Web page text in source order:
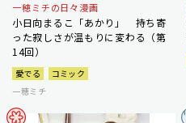
一穂ミチの日々漫画
小日向まるこ「あかり」 持ち寄
った寂しさが温もりに変わる（第
14回）
愛でる
コミック
一穂ミチ